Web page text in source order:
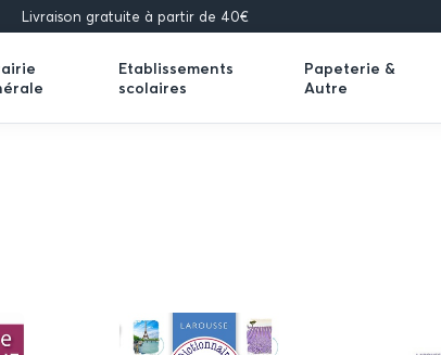
Livraison gratuite à partir de 40€
Etablissements
scolaires
Expand
Papeterie &
Autre
Expand